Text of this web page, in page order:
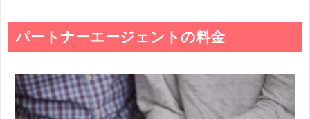
パートナーエージェントの料金